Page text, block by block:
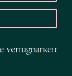
Getränke
Verfügbarkeit